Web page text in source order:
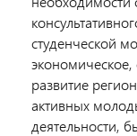
студенческой
развитие
активных
деятельности,